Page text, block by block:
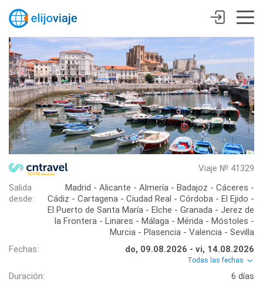
Viaje № 41329
Salida
desde:
Madrid - Alicante - Almería - Badajoz - Cáceres -
Cádiz - Cartagena - Ciudad Real - Córdoba - El Ejido -
El Puerto de Santa María - Elche - Granada - Jerez de
la Frontera - Linares - Málaga - Mérida - Móstoles -
Murcia - Plasencia - Valencia - Sevilla
Fechas:
do, 09.08.2026 - vi, 14.08.2026
Todas las fechas
Duración:
6 días